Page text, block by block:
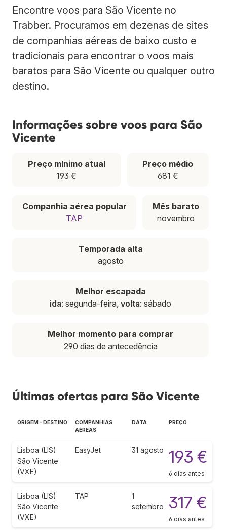
Encontre voos para São Vicente no
Trabber. Procuramos em dezenas de sites
de companhias aéreas de baixo custo e
tradicionais para encontrar o voos mais
baratos para São Vicente ou qualquer outro
destino.
Informações sobre voos para São
Vicente
Preço mínimo atual
193 €
Preço médio
681 €
Companhia aérea popular
TAP
Mês barato
novembro
Temporada alta
agosto
Melhor escapada
ida: segunda-feira, volta: sábado
Melhor momento para comprar
290 dias de antecedência
Últimas ofertas para São Vicente
ORIGEM - DESTINO
COMPANHIAS
AÉREAS
DATA PREÇO
Lisboa (LIS)
São Vicente
(VXE)
EasyJet 31 agosto 193 €
6 dias antes
Lisboa (LIS)
São Vicente
(VXE)
TAP
1
setembro
317 €
6 dias antes